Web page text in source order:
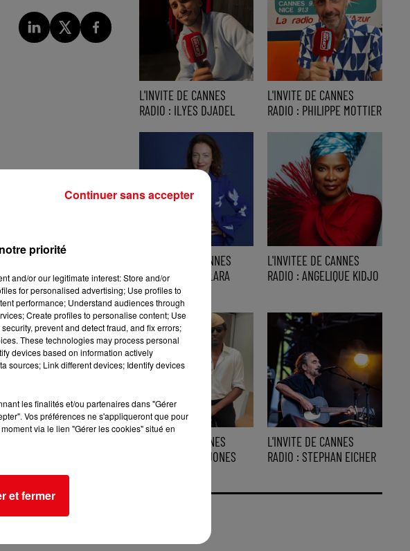
L'INVITE DE CANNES
RADIO : ILYES DJADEL
L'INVITE DE CANNES
RADIO : PHILIPPE MOTTIER
L'INVITEE DE CANNES
RADIO : GUILA CLARA
KESSOUS
L'INVITEE DE CANNES
RADIO : ANGELIQUE KIDJO
L'INVITE DE CANNES
RADIO : KEZIAH JONES
L'INVITE DE CANNES
RADIO : STEPHAN EICHER
priorité
and/or our legitimate interest: Store and/or
for personalised advertising; Use profiles to
performance; Understand audiences through
Create profiles to personalise content; Use
prevent and detect fraud, and fix errors;
These technologies may process personal
devices based on information actively
sources; Link different devices; Identify devices
les finalités et/ou partenaires dans "Gérer
Vos préférences ne s'appliqueront que pour
via le lien "Gérer les cookies" situé en
et fermer
Continuer sans accepter